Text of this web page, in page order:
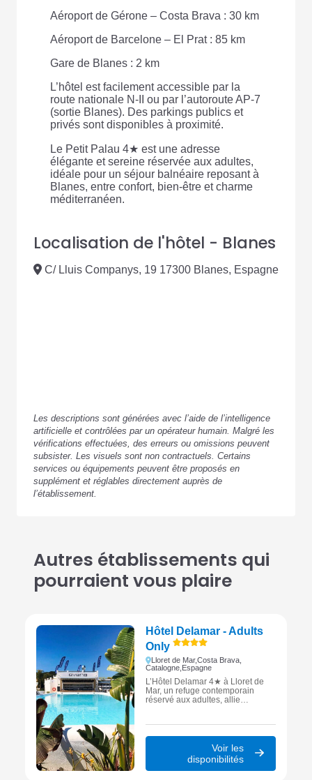
Aéroport de Gérone – Costa Brava : 30 km
Aéroport de Barcelone – El Prat : 85 km
Gare de Blanes : 2 km
L’hôtel est facilement accessible par la
route nationale N-II ou par l’autoroute AP-7
(sortie Blanes). Des parkings publics et
privés sont disponibles à proximité.
Le Petit Palau 4★ est une adresse
élégante et sereine réservée aux adultes,
idéale pour un séjour balnéaire reposant à
Blanes, entre confort, bien-être et charme
méditerranéen.
Localisation de l'hôtel - Blanes
C/ Lluis Companys, 19 17300 Blanes, Espagne
Les descriptions sont générées avec l’aide de l’intelligence
artificielle et contrôlées par un opérateur humain. Malgré les
vérifications effectuées, des erreurs ou omissions peuvent
subsister. Les visuels sont non contractuels. Certains
services ou équipements peuvent être proposés en
supplément et réglables directement auprès de
l’établissement.
Autres établissements qui
pourraient vous plaire
Hôtel Delamar - Adults
Only
Lloret de Mar,Costa Brava,
Catalogne, Espagne
L’Hôtel Delamar 4★ à Lloret de
Mar, un refuge contemporain
réservé aux adultes, allie
catalan.
Voir les
disponibilités